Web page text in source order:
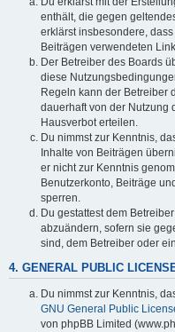
enthält, die gegen
erklärst insbesondere,
Beiträgen verwendeten
Der Betreiber des Boards
diese
Regeln kann der Betreiber
dauerhaft von der Nutzung
Hausverbot erteilen.
Du nimmst zur Kenntnis,
Inhalte von Beiträgen
er nicht zur Kenntnis
Benutzerkonto, Beiträge
sperren.
Du gestattest dem
abzuändern, sofern sie
sind, dem Betreiber oder
4. GENERAL PUBLIC
Du nimmst zur Kenntnis,
GNU General Public
von phpBB Limited